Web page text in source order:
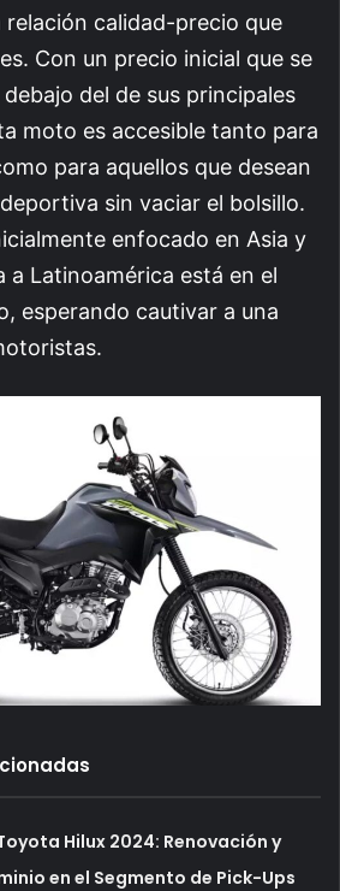
calidad-precio que
Con un precio inicial que se
del de sus principales
moto es accesible tanto para
para aquellos que desean
sin vaciar el bolsillo.
enfocado en Asia y
a Latinoamérica está en el
esperando cautivar a una
Hilux 2024: Renovación y
en el Segmento de Pick-Ups